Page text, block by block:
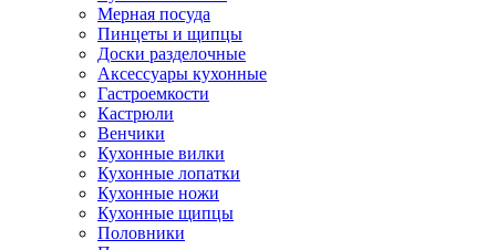
Мерная посуда
Пинцеты и щипцы
Доски разделочные
Аксессуары кухонные
Гастроемкости
Кастрюли
Венчики
Кухонные вилки
Кухонные лопатки
Кухонные ножи
Кухонные щипцы
Половники